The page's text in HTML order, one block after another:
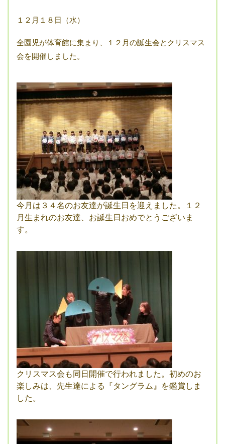
１２月１８日（水）
全園児が体育館に集まり、１２月の誕生会とクリスマス
会を開催しました。
今月は３４名のお友達が誕生日を迎えました。１２
月生まれのお友達、お誕生日おめでとうございま
す。
クリスマス会も同日開催で行われました。初めのお
楽しみは、先生達による『タングラム』を鑑賞しま
した。